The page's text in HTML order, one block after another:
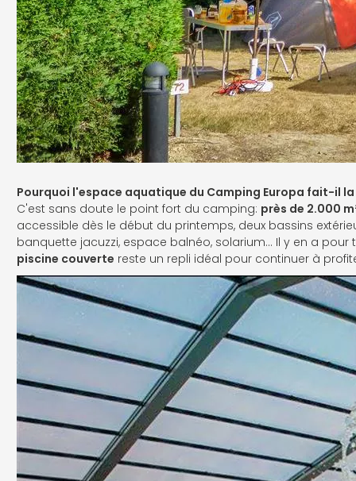
Pourquoi l'espace aquatique du Camping Europa fait-il
C'est sans doute le point fort du camping: près de 2.000
accessible dès le début du printemps, deux bassins
banquette jacuzzi, espace balnéo, solarium… Il y en a
piscine couverte reste un repli idéal pour continuer à